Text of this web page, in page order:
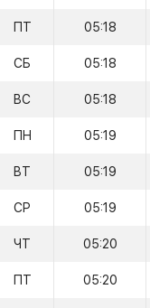
ПТ 05:18
СБ 05:18
ВС 05:18
ПН 05:19
ВТ 05:19
СР 05:19
ЧТ 05:20
ПТ 05:20